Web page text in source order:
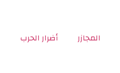
المجازر أضرار الحرب